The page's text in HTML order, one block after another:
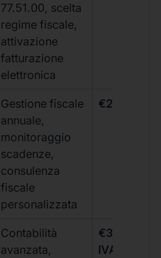
77.51.00, scelta
regime fiscale,
attivazione
fatturazione
elettronica
Gestione fiscale
annuale,
monitoraggio
scadenze,
consulenza
fiscale
personalizzata
€264 +
Contabilità
avanzata,
€333 +
IVA/